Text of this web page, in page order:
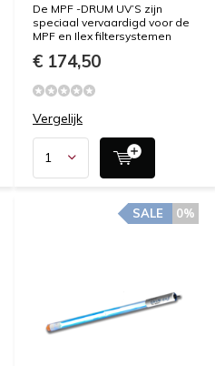
De MPF -DRUM UV’S zijn
speciaal vervaardigd voor de
MPF en Ilex filtersystemen
€ 174,50
Vergelijk
0%
SALE